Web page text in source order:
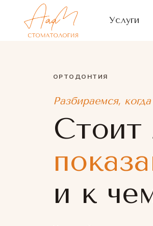
Услуги
ОРТОДОНТИЯ
Разбираемся,
Стоит
и к